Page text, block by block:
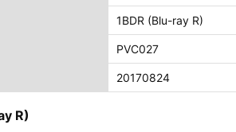
ルド公演 完全収録！
完全収録！
公演 FHD 完全収録！
完全収録！
1BDR (Blu-ray R)
PVC027
20170824
R)